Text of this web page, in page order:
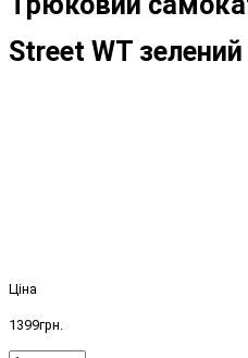
Street WT зелений
Ціна
1399грн.